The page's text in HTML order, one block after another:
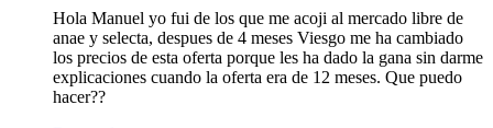
Hola Manuel yo fui de los que me acoji al mercado libre de
anae y selecta, despues de 4 meses Viesgo me ha cambiado
los precios de esta oferta porque les ha dado la gana sin darme
explicaciones cuando la oferta era de 12 meses. Que puedo
hacer??